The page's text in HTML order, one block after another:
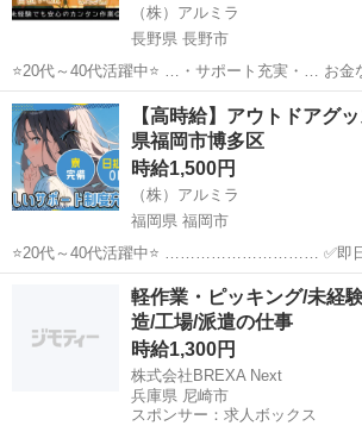
（株）アルミラ
長野県 長野市
⭐20代～40代活躍中⭐ …・サポート充実・… お金ない人には生活支援
金 携帯ない人にはレンタル 住む場所がない方に
能です！ もし、できない場合は 宿泊施設代を
長野 長野市 倉庫 スタッフ
【高時給】アウトドアグ
県福岡市博多区
時給1,500円
（株）アルミラ
福岡県 福岡市
⭐20代～40代活躍中⭐ ………………………… ✅即日お給料GET✅
………………………… 日払い制度で 働いた分のお金は即GET可能⭕ 1
日でも 早くお金が欲しい方には 嬉しい制度です
福岡市 倉庫 給料
軽作業・ピッキング/未経
造/工場/派遣の仕事
時給1,300円
株式会社BREXA Next
兵庫県 尼崎市
スポンサー：求人ボックス